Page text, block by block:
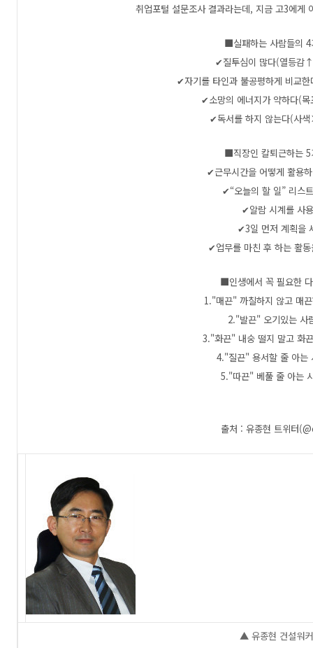
취업포털 설문조사 결과라는데, 지금 고3에게
■실패하는 사람들의 4
✔질투심이 많다(열등
✔자기를 타인과 불공평하게 비교
✔소망의 에너지가 약하다(
✔독서를 하지 않는다(사
■직장인 칼퇴근하는 5
✔근무시간을 어떻게 활용
✔“오늘의 할 일” 리스
✔알람 시계를 사
✔3일 먼저 계획을
✔업무를 마친 후 하는 활동
■인생에서 꼭 필요한
1."매끈" 까칠하지 않고 매
2."발끈" 오기있는 사
3."화끈" 내숭 떨지 말고 화
4."질끈" 용서할 줄 아는
5."따끈" 베풀 줄 아는
출처 : 유종현 트위터
▲ 유종현 건설워